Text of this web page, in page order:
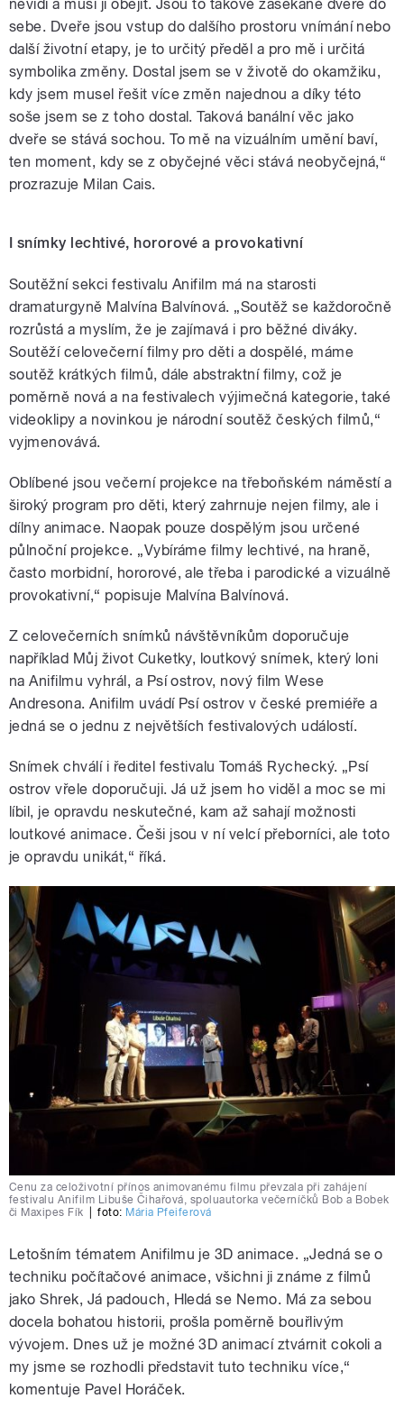
nevidí a musí ji obejít. Jsou to takové zasekané dveře do
sebe. Dveře jsou vstup do dalšího prostoru vnímání nebo
další životní etapy, je to určitý předěl a pro mě i určitá
symbolika změny. Dostal jsem se v životě do okamžiku,
kdy jsem musel řešit více změn najednou a díky této
soše jsem se z toho dostal. Taková banální věc jako
dveře se stává sochou. To mě na vizuálním umění baví,
ten moment, kdy se z obyčejné věci stává neobyčejná,“
prozrazuje Milan Cais.
I snímky lechtivé, hororové a provokativní
Soutěžní sekci festivalu Anifilm má na starosti
dramaturgyně Malvína Balvínová. „Soutěž se každoročně
rozrůstá a myslím, že je zajímavá i pro běžné diváky.
Soutěží celovečerní filmy pro děti a dospělé, máme
soutěž krátkých filmů, dále abstraktní filmy, což je
poměrně nová a na festivalech výjimečná kategorie, také
videoklipy a novinkou je národní soutěž českých filmů,“
vyjmenovává.
Oblíbené jsou večerní projekce na třeboňském náměstí a
široký program pro děti, který zahrnuje nejen filmy, ale i
dílny animace. Naopak pouze dospělým jsou určené
půlnoční projekce. „Vybíráme filmy lechtivé, na hraně,
často morbidní, hororové, ale třeba i parodické a vizuálně
provokativní,“ popisuje Malvína Balvínová.
Z celovečerních snímků návštěvníkům doporučuje
například Můj život Cuketky, loutkový snímek, který loni
na Anifilmu vyhrál, a Psí ostrov, nový film Wese
Andresona. Anifilm uvádí Psí ostrov v české premiéře a
jedná se o jednu z největších festivalových událostí.
Snímek chválí i ředitel festivalu Tomáš Rychecký. „Psí
ostrov vřele doporučuji. Já už jsem ho viděl a moc se mi
líbil, je opravdu neskutečné, kam až sahají možnosti
loutkové animace. Češi jsou v ní velcí přeborníci, ale toto
je opravdu unikát,“ říká.
Cenu za celoživotní přínos animovanému filmu převzala při zahájení
festivalu Anifilm Libuše Čihařová, spoluautorka večerníčků Bob a Bobek
či Maxipes Fík
foto: Mária Pfeiferová
Letošním tématem Anifilmu je 3D animace. „Jedná se o
techniku počítačové animace, všichni ji známe z filmů
jako Shrek, Já padouch, Hledá se Nemo. Má za sebou
docela bohatou historii, prošla poměrně bouřlivým
vývojem. Dnes už je možné 3D animací ztvárnit cokoli a
my jsme se rozhodli představit tuto techniku více,“
komentuje Pavel Horáček.